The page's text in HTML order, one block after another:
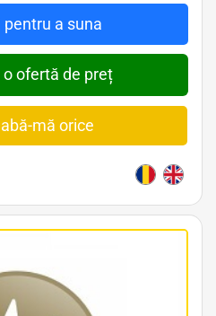
pentru a suna
ofertă de preț
mă orice